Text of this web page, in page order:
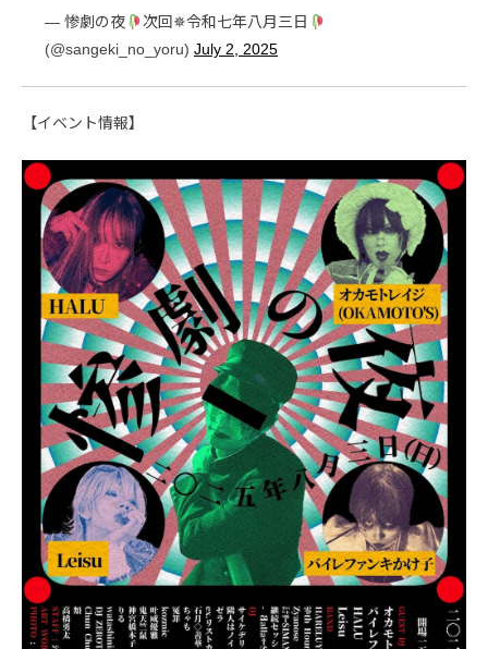
— 惨劇の夜
次回✵令和七年八月三日
(@sangeki_no_yoru) July 2, 2025
【イベント情報】